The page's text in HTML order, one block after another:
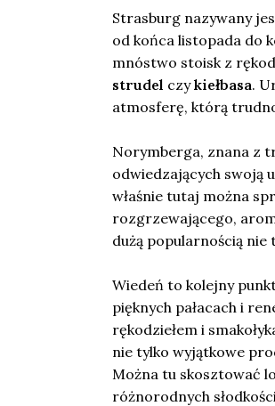
Strasburg nazywany
od końca listopada do
mnóstwo stoisk z
strudel czykiełbasa.
atmosferę, którą
Norymberga, znana z
odwiedzających swoją
właśnie tutaj można
rozgrzewającego,
dużą popularnością
Wiedeń to kolejny
pięknych pałacach i
rękodziełem i
nie tylko wyjątkowe
Można tu skosztować
różnorodnych